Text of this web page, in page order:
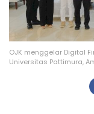
OJK menggelar Digital
Universitas Pattimura,